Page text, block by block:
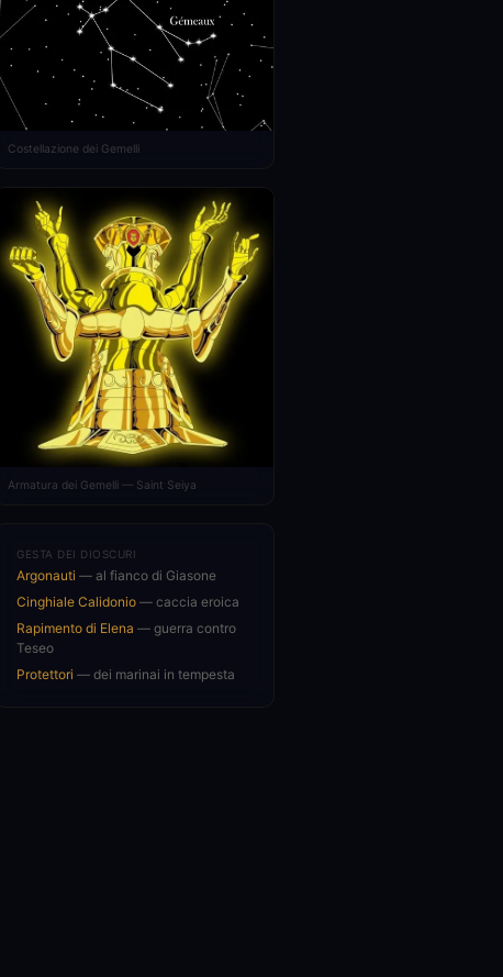
Costellazione dei Gemelli
Armatura dei Gemelli — Saint Seiya
GESTA DEI DIOSCURI
Argonauti — al fianco di Giasone
Cinghiale Calidonio — caccia eroica
Rapimento di Elena — guerra contro
Teseo
Protettori — dei marinai in tempesta